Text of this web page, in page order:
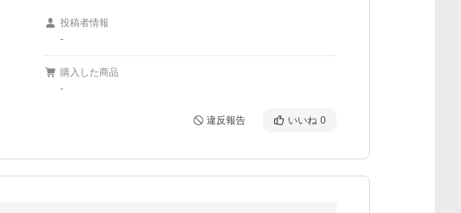
投稿者情報
-
購入した商品
-
違反報告 いいね 0